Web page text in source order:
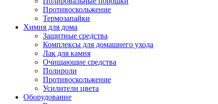
Противоскольжение
Термозапайки
Химия для дома
Защитные средства
Комплексы для домашнего ухода
Лак для камня
Очищающие средства
Полироли
Противоскольжение
Усилители цвета
Оборудование